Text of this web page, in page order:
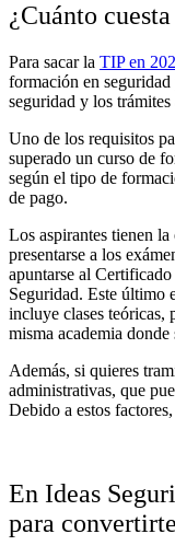
¿Cuánto
Para sacar la TIP en
formación en
seguridad y los
Uno de los requisitos
superado un curso de
según el tipo de
de pago.
Los aspirantes tienen
presentarse a los
apuntarse al
Seguridad. Este último
incluye clases teóricas,
misma academia donde
Además, si quieres
administrativas, que
Debido a estos
En Ideas
para